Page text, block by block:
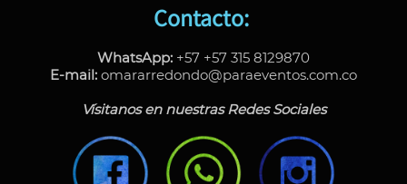
Contacto:
WhatsApp: +57 +57 315 8129870
E-mail: omararredondo@paraeventos.com.co
Vísitanos en nuestras Redes Sociales